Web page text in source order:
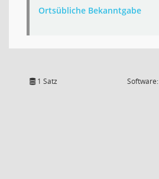
Ortsübliche Bekanntgabe
1 Satz Software: